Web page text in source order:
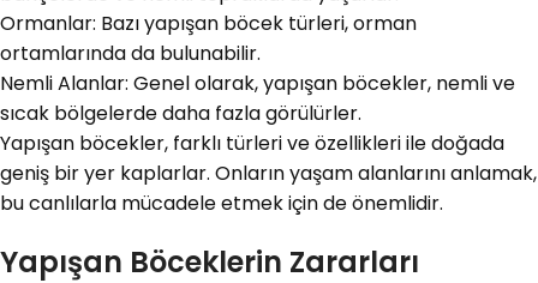
Ormanlar: Bazı yapışan böcek türleri, orman
ortamlarında da bulunabilir.
Nemli Alanlar: Genel olarak, yapışan böcekler, nemli ve
sıcak bölgelerde daha fazla görülürler.
Yapışan böcekler, farklı türleri ve özellikleri ile doğada
geniş bir yer kaplarlar. Onların yaşam alanlarını anlamak,
bu canlılarla mücadele etmek için de önemlidir.
Yapışan Böceklerin Zararları